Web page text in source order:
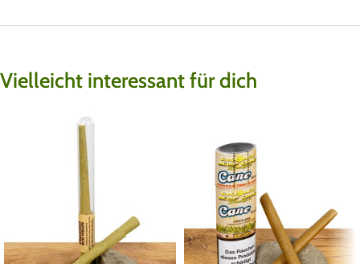
Vielleicht interessant für dich